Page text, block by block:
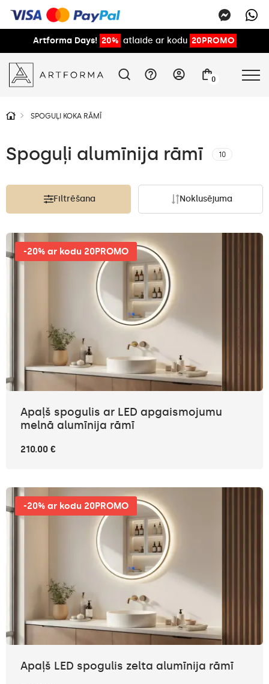
Artforma Days! 20% atlaide ar kodu 20PROMO
0
SPOGUĻI KOKA RĀMĪ
Spoguļi alumīnija rāmī 10
Filtrēšana Noklusējuma
-20% ar kodu 20PROMO
Apaļš spogulis ar LED apgaismojumu
melnā alumīnija rāmī
210.00 €
-20% ar kodu 20PROMO
Apaļš LED spogulis zelta alumīnija rāmī